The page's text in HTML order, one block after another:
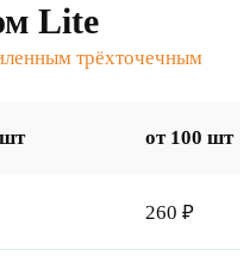
Lite
трёхточечным
от 100 шт
260 ₽